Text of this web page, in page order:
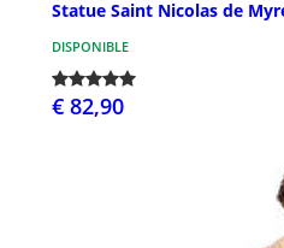
Statue Saint Nicolas de
DISPONIBLE
€ 82,90